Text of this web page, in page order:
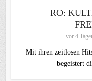
RO:
vor 4
Mit ihren zeitlosen
begeistert